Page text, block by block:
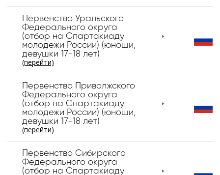
Первенство Уральского
Федерального округа
(отбор на Спартакиаду
молодежи России) (юноши,
девушки 17-18 лет)
(перейти)
Первенство Приволжского
Федерального округа
(отбор на Спартакиаду
молодежи России) (юноши,
девушки 17-18 лет)
(перейти)
Первенство Сибирского
Федерального округа
(отбор на Спартакиаду